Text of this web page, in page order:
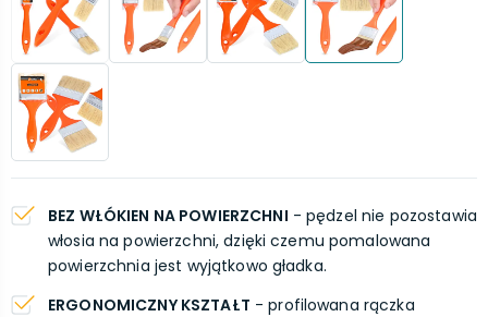
BEZ WŁÓKIEN NA POWIERZCHNI - pędzel nie pozostawia
włosia na powierzchni, dzięki czemu pomalowana
powierzchnia jest wyjątkowo gładka.
ERGONOMICZNY KSZTAŁT - profilowana rączka